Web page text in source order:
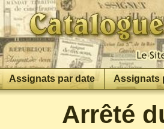
Assignats par date Assignats
Arrêté